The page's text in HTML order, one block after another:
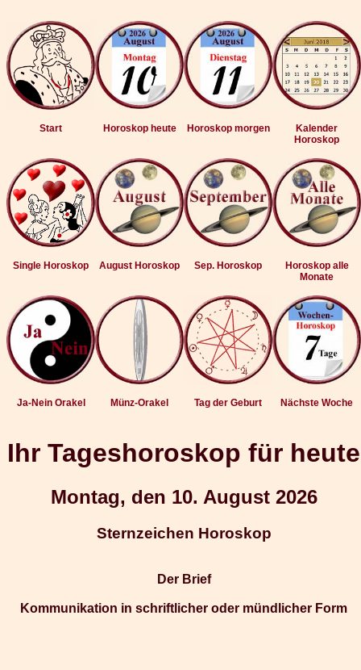
Start Horoskop heute Horoskop morgen
Kalender
Horoskop
Single Horoskop August Horoskop Sep. Horoskop
Horoskop alle
Monate
Ja-Nein Orakel Münz-Orakel Tag der Geburt Nächste Woche
Ihr Tageshoroskop für heute
Montag, den 10. August 2026
Sternzeichen Horoskop
Der Brief
Kommunikation in schriftlicher oder mündlicher Form